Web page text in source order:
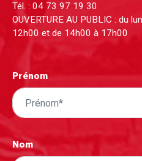
Tél. : 04 73 97 19 30
OUVERTURE AU PUBLIC : du
12h00 et de 14h00 à 17h00
Prénom
Nom